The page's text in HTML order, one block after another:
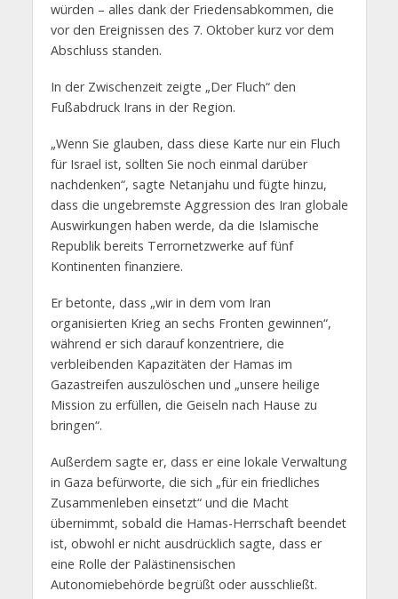
würden – alles dank der Friedensabkommen, die
vor den Ereignissen des 7. Oktober kurz vor dem
Abschluss standen.
In der Zwischenzeit zeigte „Der Fluch“ den
Fußabdruck Irans in der Region.
„Wenn Sie glauben, dass diese Karte nur ein Fluch
für Israel ist, sollten Sie noch einmal darüber
nachdenken“, sagte Netanjahu und fügte hinzu,
dass die ungebremste Aggression des Iran globale
Auswirkungen haben werde, da die Islamische
Republik bereits Terrornetzwerke auf fünf
Kontinenten finanziere.
Er betonte, dass „wir in dem vom Iran
organisierten Krieg an sechs Fronten gewinnen“,
während er sich darauf konzentriere, die
verbleibenden Kapazitäten der Hamas im
Gazastreifen auszulöschen und „unsere heilige
Mission zu erfüllen, die Geiseln nach Hause zu
bringen“.
Außerdem sagte er, dass er eine lokale Verwaltung
in Gaza befürworte, die sich „für ein friedliches
Zusammenleben einsetzt“ und die Macht
übernimmt, sobald die Hamas-Herrschaft beendet
ist, obwohl er nicht ausdrücklich sagte, dass er
eine Rolle der Palästinensischen
Autonomiebehörde begrüßt oder ausschließt.